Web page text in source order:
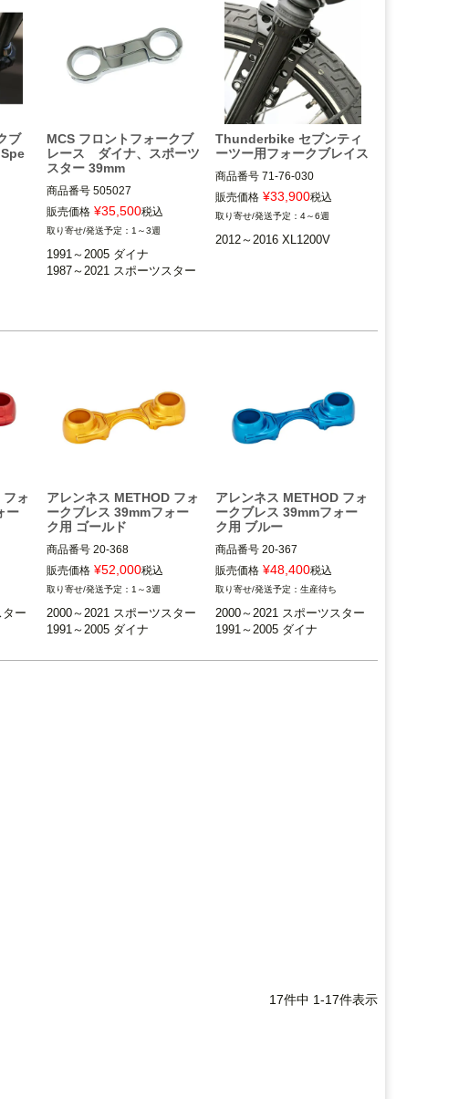
ブ
MCS フロントフォークブ
レース ダイナ、スポーツ
スター 39mm
商品番号 505027
※FXRTは不可
※XL883N/L、XL1200CX/N/T/
販売価格 ¥35,500税込
1～3週
1991～2005 ダイナ
1987～2021 スポーツスター
Thunderbike セブンティ
ーツー用フォークブレイス
商品番号71-76-030
2012～2016 XL1200V
Thunderbike（サンダーバイ
ク）
販売価格 ¥33,900税込
4～6週
2012～2016 XL1200V
ォ
ー
装
フォ
2000～2021 スポーツスター
ター
アレンネス METHOD フォ
ークブレス 39mmフォー
ク用 ゴールド
商品番号 20-368
39mmフロントフォーク標準装
着車。
※ワイドフォークおよび、フォ
ークブーツ装着車不可
2000～2021 スポーツスター
販売価格 ¥52,000税込
1～3週
2000～2021 スポーツスター
1991～2005 ダイナ
アレンネス METHOD フォ
ークブレス 39mmフォー
ク用 ブルー
商品番号20-367
39mmフロントフォーク標準装
着車。
※ワイドフォークおよび、フォ
ークブーツ装着車不可
2000～2021 スポーツスター
販売価格 ¥48,400税込
生産待ち
2000～2021 スポーツスター
1991～2005 ダイナ
17件中 1-17件表示